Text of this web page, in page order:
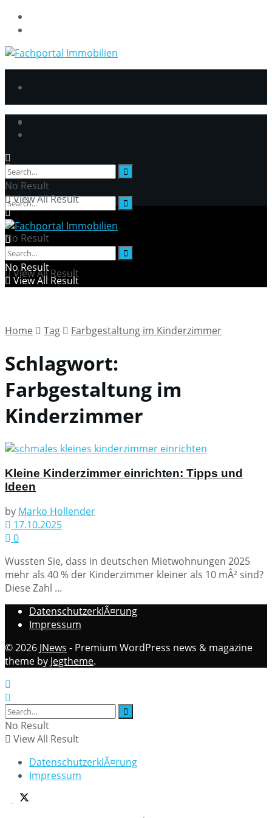
No Result
View All Result
No Result
View All Result
No Result
View All Result
Home Tag Farbgestaltung im Kinderzimmer
Schlagwort:
Farbgestaltung im
Kinderzimmer
Kleine Kinderzimmer einrichten: Tipps und
Ideen
by Marko Hollender
17.10.2025
0
Wussten Sie, dass in deutschen Mietwohnungen 2025
mehr als 40 % der Kinderzimmer kleiner als 10 mÂ² sind?
Diese Zahl ...
DatenschutzerklÃ¤rung
Impressum
© 2026 JNews - Premium WordPress news & magazine
theme by Jegtheme.
No Result
View All Result
DatenschutzerklÃ¤rung
Impressum